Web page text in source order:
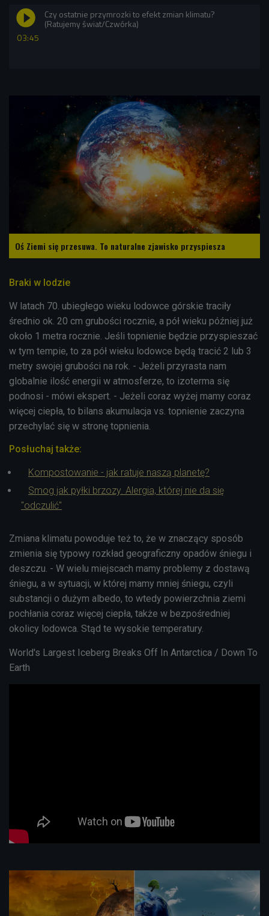
03:45
Czy ostatnie przymrozki to efekt zmian klimatu?
(Ratujemy świat/Czwórka)
Oś Ziemi się przesuwa. To naturalne zjawisko przyspiesza
Braki w lodzie
W latach 70. ubiegłego wieku lodowce górskie traciły
średnio ok. 20 cm grubości rocznie, a pół wieku później już
około 1 metra rocznie. Jeśli topnienie będzie przyspieszać
w tym tempie, to za pół wieku lodowce będą tracić 2 lub 3
metry swojej grubości na rok. - Jeżeli przyrasta nam
globalnie ilość energii w atmosferze, to izoterma się
podnosi - mówi ekspert. - Jeżeli coraz wyżej mamy coraz
więcej ciepła, to bilans akumulacja vs. topnienie zaczyna
przechylać się w stronę topnienia.
Posłuchaj także:
Kompostowanie - jak ratuje naszą planetę?
Smog jak pyłki brzozy. Alergia, której nie da się
"odczulić"
Zmiana klimatu powoduje też to, że w znaczący sposób
zmienia się typowy rozkład geograficzny opadów śniegu i
deszczu. - W wielu miejscach mamy problemy z dostawą
śniegu, a w sytuacji, w której mamy mniej śniegu, czyli
substancji o dużym albedo, to wtedy powierzchnia ziemi
pochłania coraz więcej ciepła, także w bezpośredniej
okolicy lodowca. Stąd te wysokie temperatury.
World's Largest Iceberg Breaks Off In Antarctica / Down To
Earth